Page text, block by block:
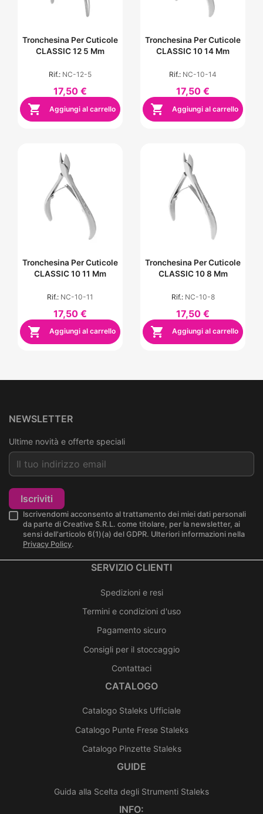
Tronchesina Per Cuticole
CLASSIC 12 5 Mm
Rif.: NC-12-5
17,50 €
 Aggiungi al carrello
Tronchesina Per Cuticole
CLASSIC 10 14 Mm
Rif.: NC-10-14
17,50 €
 Aggiungi al carrello
Tronchesina Per Cuticole
CLASSIC 10 11 Mm
Rif.: NC-10-11
17,50 €
 Aggiungi al carrello
Tronchesina Per Cuticole
CLASSIC 10 8 Mm
Rif.: NC-10-8
17,50 €
 Aggiungi al carrello
NEWSLETTER
Ultime novità e offerte speciali
Iscriviti
Iscrivendomi acconsento al trattamento dei miei dati personali
da parte di Creative S.R.L. come titolare, per la newsletter, ai
sensi dell'articolo 6(1)(a) del GDPR. Ulteriori informazioni nella
Privacy Policy.
SERVIZIO CLIENTI
Spedizioni e resi
Termini e condizioni d'uso
Pagamento sicuro
Consigli per il stoccaggio
Contattaci
CATALOGO
Catalogo Staleks Ufficiale
Catalogo Punte Frese Staleks
Catalogo Pinzette Staleks
GUIDE
Guida alla Scelta degli Strumenti Staleks
INFO: